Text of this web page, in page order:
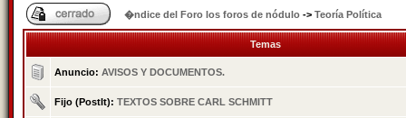
�ndice del Foro los foros de nódulo -> Teoría Política
Temas
Anuncio: AVISOS Y DOCUMENTOS.
Fijo (PostIt): TEXTOS SOBRE CARL SCHMITT